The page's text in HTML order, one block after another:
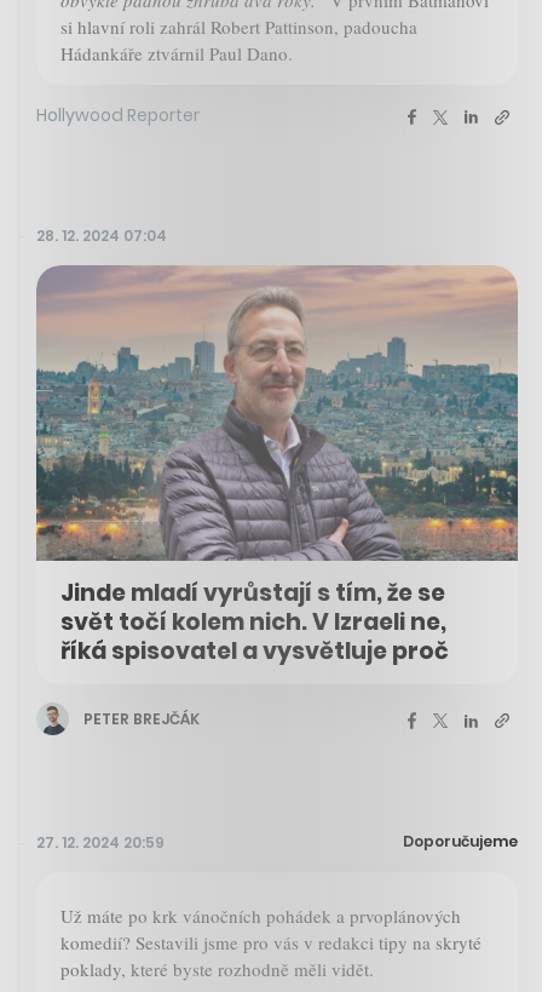
si hlavní roli zahrál Robert Pattinson, padoucha
Hádankáře ztvárnil Paul Dano.
Hollywood Reporter
28. 12. 2024 07:04
Jinde mladí vyrůstají s tím, že se
svět točí kolem nich. V Izraeli ne,
říká spisovatel a vysvětluje proč
PETER BREJČÁK
27. 12. 2024 20:59 Doporučujeme
Už máte po krk vánočních pohádek a prvoplánových
komedií? Sestavili jsme pro vás v redakci tipy na skryté
poklady, které byste rozhodně měli vidět.